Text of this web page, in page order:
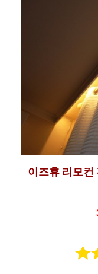
이즈휴 리모컨